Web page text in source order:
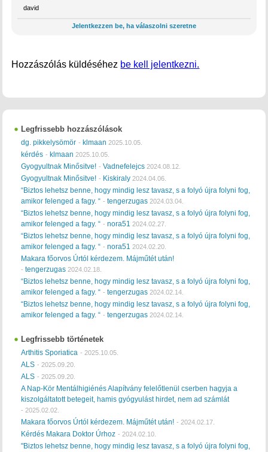
david
Jelentkezzen be, ha válaszolni szeretne
Hozzászólás küldéséhez be kell jelentkezni.
Legfrissebb hozzászólások
dg. pikkelysömör - klmaan 2025.10.05.
kérdés - klmaan 2025.10.05.
Gyogyultnak Minősitve! -Vadnefelejcs 2024.08.12.
Gyogyultnak Minősitve! - Kiskiraly 2024.04.06.
“Biztos lehetsz benne, hogy mindig lesz tavasz, s a folyó újra folyni fog,
amikor felenged a fagy. “ -tengerzugas 2024.03.04.
“Biztos lehetsz benne, hogy mindig lesz tavasz, s a folyó újra folyni fog,
amikor felenged a fagy. “ -nora51 2024.02.27.
“Biztos lehetsz benne, hogy mindig lesz tavasz, s a folyó újra folyni fog,
amikor felenged a fagy. “ -nora51 2024.02.20.
Makara főorvos Úrtól kérdezem. Májműtét után!
-tengerzugas 2024.02.18.
“Biztos lehetsz benne, hogy mindig lesz tavasz, s a folyó újra folyni fog,
amikor felenged a fagy. “ -tengerzugas 2024.02.14.
“Biztos lehetsz benne, hogy mindig lesz tavasz, s a folyó újra folyni fog,
amikor felenged a fagy. “ -tengerzugas 2024.02.14.
Legfrissebb történetek
Arthitis Sporiatica - 2025.10.05.
ALS - 2025.09.20.
ALS - 2025.09.20.
A Nap-Kör Mentálhigiénés Alapítvány felelőtlenül cserben hagyja a
kiszolgáltatott betegeit, hamis gyógyulást hirdet, nem ad számlát
- 2025.02.02.
Makara főorvos Úrtól kérdezem. Májműtét után! - 2024.02.17.
Kérdés Makara Doktor Úrhoz - 2024.02.10.
"Biztos lehetsz benne, hogy mindig lesz tavasz, s a folyó újra folyni fog,